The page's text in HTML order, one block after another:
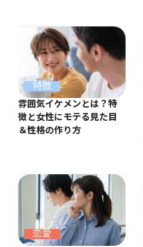
特徴
雰囲気イケメンとは？特
徴と女性にモテる見た目
＆性格の作り方
恋愛